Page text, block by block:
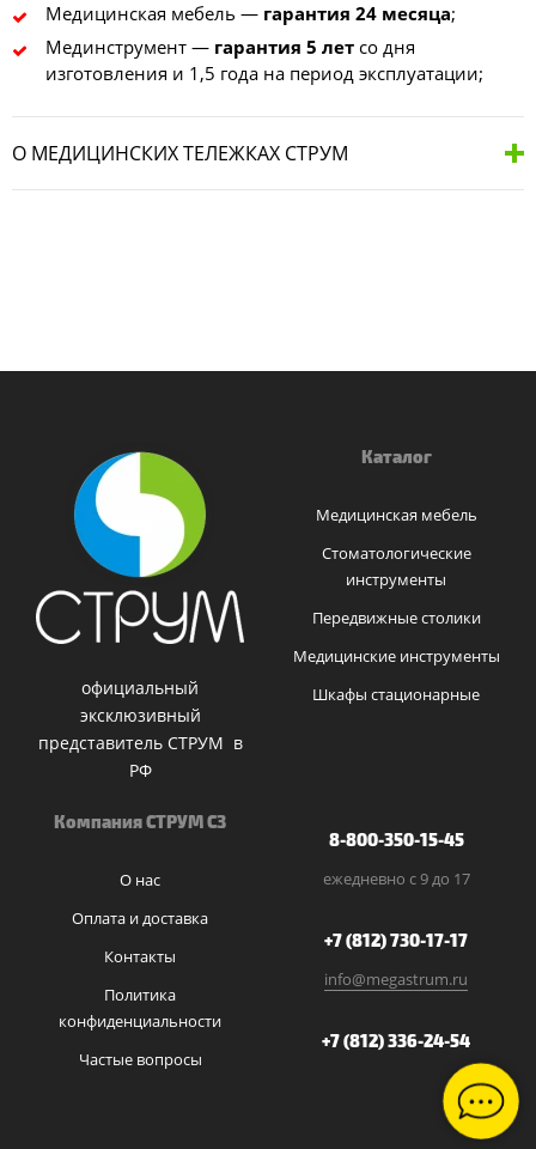
Медицинская мебель — гарантия 24 месяца;
Мединструмент — гарантия 5 летсо дня
изготовления и 1,5 года на период эксплуатации;
О МЕДИЦИНСКИХ ТЕЛЕЖКАХ СТРУМ
официальный
эксклюзивный
представитель СТРУМ в
РФ
Каталог
Медицинская мебель
Стоматологические
инструменты
Передвижные столики
Медицинские инструменты
Шкафы стационарные
Компания СТРУМ СЗ
О нас
Оплата и доставка
Контакты
Политика
конфиденциальности
Частые вопросы
8-800-350-15-45
ежедневно с 9 до 17
+7 (812) 730-17-17
info@megastrum.ru
+7 (812) 336-24-54